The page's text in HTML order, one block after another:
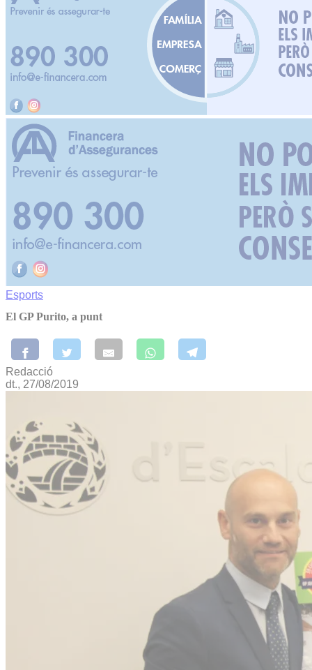
Esports
El GP Purito, a punt
Redacció
dt., 27/08/2019